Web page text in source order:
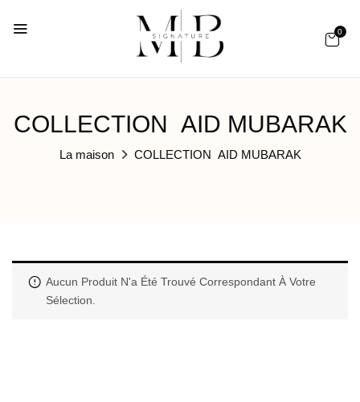
0
COLLECTION AID MUBARAK
La maison COLLECTION AID MUBARAK
Aucun Produit N'a Été Trouvé Correspondant À Votre
Sélection.